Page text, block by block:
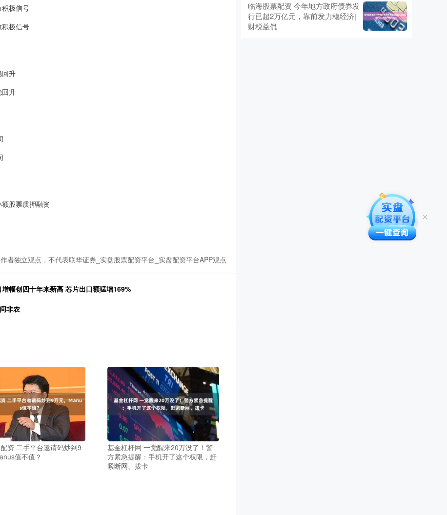
极信号
极信号
回升
回升
股票质押融资
者独立观点，不代表联华证券_实盘股票配资平台_实盘配资平台APP观点
幅创四十年来新高 芯片出口额猛增169%
非农
资 二手平台邀请码炒到9
值不值？
基金杠杆网 一觉醒来20万没了！警
方紧急提醒：手机开了这个权限，赶
紧断网、拔卡
临海股票配资 今年地方政府债券发
行已超2万亿元，靠前发力稳经济|
财税益侃